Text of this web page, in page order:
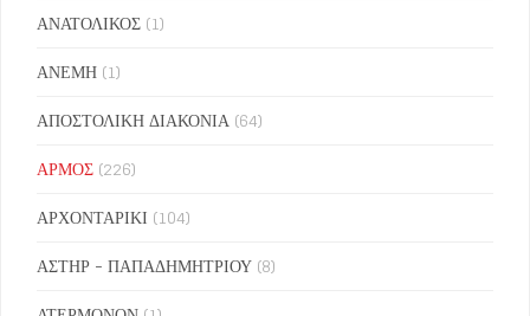
ΑΝΑΤΟΛΙΚΟΣ (1)
ΑΝΕΜΗ (1)
ΑΠΟΣΤΟΛΙΚΗ ΔΙΑΚΟΝΙΑ (64)
ΑΡΜΟΣ (226)
ΑΡΧΟΝΤΑΡΙΚΙ (104)
ΑΣΤΗΡ - ΠΑΠΑΔΗΜΗΤΡΙΟΥ (8)